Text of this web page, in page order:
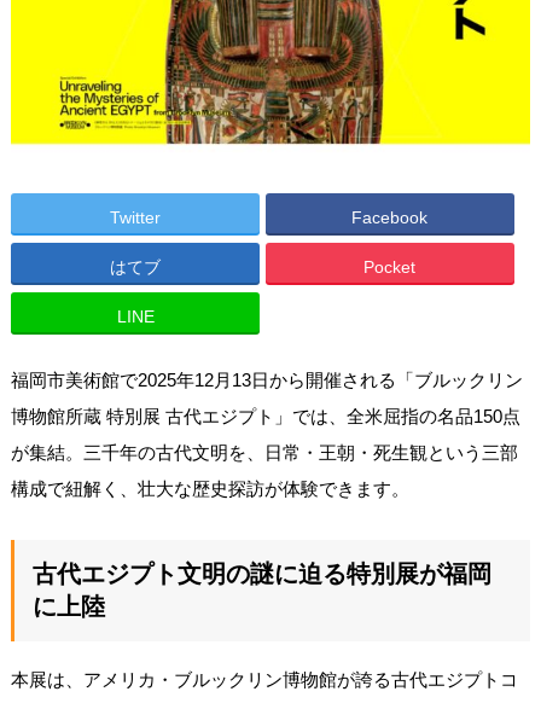
Twitter Facebook
はてブ Pocket
LINE
福岡市美術館で2025年12月13日から開催される「ブルックリン
博物館所蔵 特別展 古代エジプト」では、全米屈指の名品150点
が集結。三千年の古代文明を、日常・王朝・死生観という三部
構成で紐解く、壮大な歴史探訪が体験できます。
古代エジプト文明の謎に迫る特別展が福岡
に上陸
本展は、アメリカ・ブルックリン博物館が誇る古代エジプトコ